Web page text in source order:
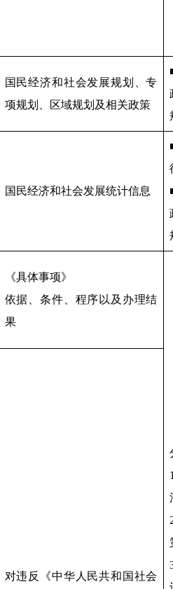
国民经济和社会发展规划、专
项规划、区域规划及相关政策
国民经济和社会发展统计信息
《具体事项》
依据、条件、程序以及办理结
果
对违反《中华人民共和国社会